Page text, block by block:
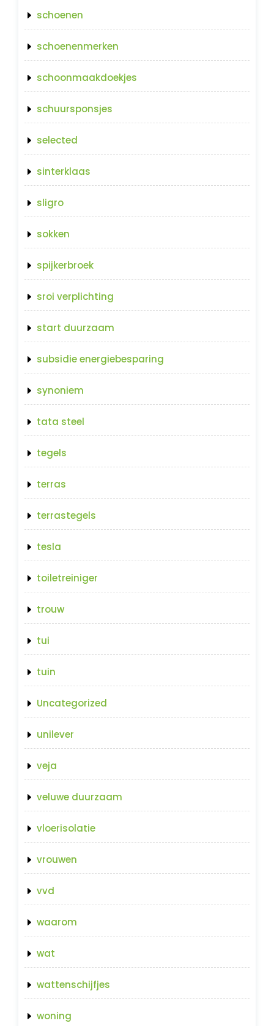
schoenen
schoenenmerken
schoonmaakdoekjes
schuursponsjes
selected
sinterklaas
sligro
sokken
spijkerbroek
sroi verplichting
start duurzaam
subsidie energiebesparing
synoniem
tata steel
tegels
terras
terrastegels
tesla
toiletreiniger
trouw
tui
tuin
Uncategorized
unilever
veja
veluwe duurzaam
vloerisolatie
vrouwen
vvd
waarom
wat
wattenschijfjes
woning